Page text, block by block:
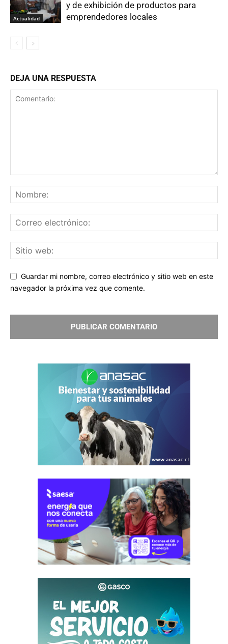
Actualidad
y de exhibición de productos para
emprendedores locales
DEJA UNA RESPUESTA
Guardar mi nombre, correo electrónico y sitio web en este
navegador la próxima vez que comente.